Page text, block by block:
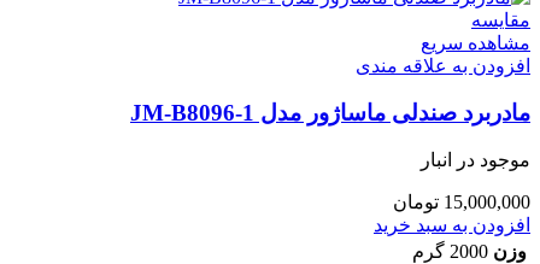
مقایسه
مشاهده سریع
افزودن به علاقه مندی
مادربرد صندلی ماساژور مدل JM-B8096-1
موجود در انبار
15,000,000 تومان
افزودن به سبد خرید
وزن 2000 گرم